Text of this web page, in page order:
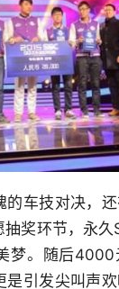
的车技对决，
奖环节，永
梦。随后
是引发尖叫声